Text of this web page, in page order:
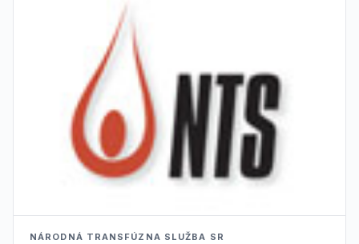
NÁRODNÁ TRANSFÚZNA SLUŽBA SR